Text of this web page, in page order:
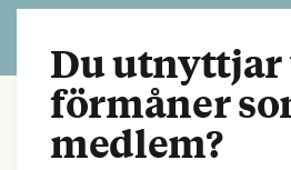
Du utnyttjar
förmåner
medlem?